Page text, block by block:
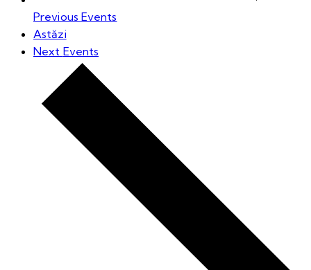
Previous Events
Astăzi
Next Events